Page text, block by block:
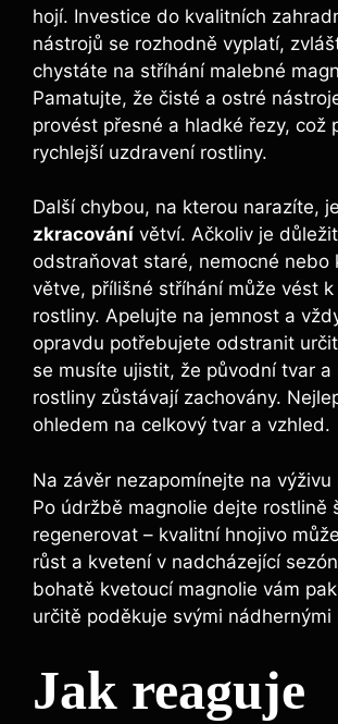
hojí. Investice do ‍kvalitních
nástrojů se rozhodně vyplatí,
chystáte na stříhání malebné
‌Pamatujte, že ⁤čisté a ostré
provést přesné a hladké ⁢řezy,‍ což
rychlejší uzdravení rostliny.
Další chybou, na kterou‌ narazíte,‌
zkracování větví. ​Ačkoliv je
odstraňovat‍ staré, nemocné‍ nebo
větve, přílišné stříhání může ⁤vést
rostliny. Apelujte na jemnost a
opravdu potřebujete odstranit
se musíte ujistit, že původní ‌tvar a⁢
rostliny zůstávají zachovány.
ohledem na celkový tvar a vzhled.
Na ​závěr ‌nezapomínejte na výživu
Po⁢ údržbě ⁣magnolie ‍dejte rostlině
⁤regenerovat – kvalitní hnojivo
růst‍ a kvetení v ⁢nadcházející
bohatě kvetoucí magnolie vám
určitě poděkuje svými nádhernými
Jak reaguje‌